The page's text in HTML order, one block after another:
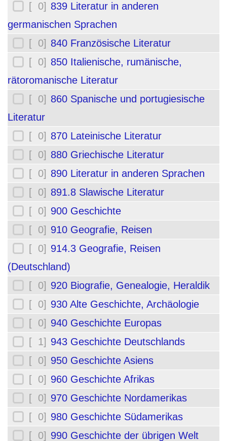
[ 0] 839 Literatur in anderen
germanischen Sprachen
[ 0] 840 Französische Literatur
[ 0] 850 Italienische, rumänische,
rätoromanische Literatur
[ 0] 860 Spanische und portugiesische
Literatur
[ 0] 870 Lateinische Literatur
[ 0] 880 Griechische Literatur
[ 0] 890 Literatur in anderen Sprachen
[ 0] 891.8 Slawische Literatur
[ 0] 900 Geschichte
[ 0] 910 Geografie, Reisen
[ 0] 914.3 Geografie, Reisen
(Deutschland)
[ 0] 920 Biografie, Genealogie, Heraldik
[ 0] 930 Alte Geschichte, Archäologie
[ 0] 940 Geschichte Europas
[ 1] 943 Geschichte Deutschlands
[ 0] 950 Geschichte Asiens
[ 0] 960 Geschichte Afrikas
[ 0] 970 Geschichte Nordamerikas
[ 0] 980 Geschichte Südamerikas
[ 0] 990 Geschichte der übrigen Welt